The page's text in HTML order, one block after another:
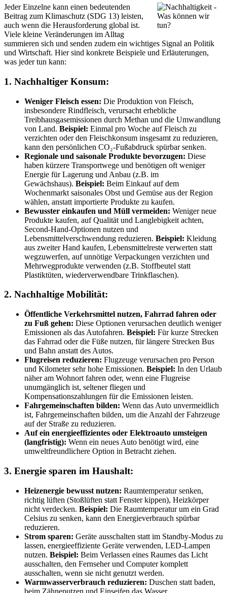
Jeder Einzelne kann einen bedeutenden
Beitrag zum Klimaschutz (SDG 13) leisten,
auch wenn die Herausforderung global ist.
Viele kleine Veränderungen im Alltag
summieren sich und senden zudem ein wichtiges Signal an Politik
und Wirtschaft. Hier sind konkrete Beispiele und Erläuterungen,
was jeder tun kann:
1. Nachhaltiger Konsum:
Weniger Fleisch essen: Die Produktion von Fleisch,
insbesondere Rindfleisch, verursacht erhebliche
Treibhausgasemissionen durch Methan und die Umwandlung
von Land. Beispiel: Einmal pro Woche auf Fleisch zu
verzichten oder den Fleischkonsum insgesamt zu reduzieren,
kann den persönlichen CO₂-Fußabdruck spürbar senken.
Regionale und saisonale Produkte bevorzugen: Diese
haben kürzere Transportwege und benötigen oft weniger
Energie für Lagerung und Anbau (z.B. im
Gewächshaus). Beispiel: Beim Einkauf auf dem
Wochenmarkt saisonales Obst und Gemüse aus der Region
wählen, anstatt importierte Produkte zu kaufen.
Bewusster einkaufen und Müll vermeiden: Weniger neue
Produkte kaufen, auf Qualität und Langlebigkeit achten,
Second-Hand-Optionen nutzen und
Lebensmittelverschwendung reduzieren. Beispiel: Kleidung
aus zweiter Hand kaufen, Lebensmittelreste verwerten statt
wegzuwerfen, auf unnötige Verpackungen verzichten und
Mehrwegprodukte verwenden (z.B. Stoffbeutel statt
Plastiktüten, wiederverwendbare Trinkflaschen).
2. Nachhaltige Mobilität:
Öffentliche Verkehrsmittel nutzen, Fahrrad fahren oder
zu Fuß gehen: Diese Optionen verursachen deutlich weniger
Emissionen als das Autofahren. Beispiel: Für kurze Strecken
das Fahrrad oder die Füße nutzen, für längere Strecken Bus
und Bahn anstatt des Autos.
Flugreisen reduzieren: Flugzeuge verursachen pro Person
und Kilometer sehr hohe Emissionen. Beispiel: In den Urlaub
näher am Wohnort fahren oder, wenn eine Flugreise
unumgänglich ist, seltener fliegen und
Kompensationszahlungen für die Emissionen leisten.
Fahrgemeinschaften bilden: Wenn das Auto unvermeidlich
ist, Fahrgemeinschaften bilden, um die Anzahl der Fahrzeuge
auf der Straße zu reduzieren.
Auf ein energieeffizientes oder Elektroauto umsteigen
(langfristig): Wenn ein neues Auto benötigt wird, eine
umweltfreundlichere Option in Betracht ziehen.
3. Energie sparen im Haushalt:
Heizenergie bewusst nutzen: Raumtemperatur senken,
richtig lüften (Stoßlüften statt Fenster kippen), Heizkörper
nicht verdecken. Beispiel: Die Raumtemperatur um ein Grad
Celsius zu senken, kann den Energieverbrauch spürbar
reduzieren.
Strom sparen: Geräte ausschalten statt im Standby-Modus zu
lassen, energieeffiziente Geräte verwenden, LED-Lampen
nutzen. Beispiel: Beim Verlassen eines Raumes das Licht
ausschalten, den Fernseher und Computer komplett
ausschalten, wenn sie nicht genutzt werden.
Warmwasserverbrauch reduzieren: Duschen statt baden,
beim Zähneputzen und Einseifen das Wasser